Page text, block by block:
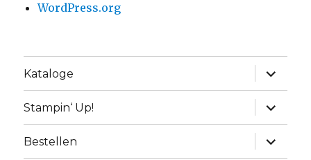
WordPress.org
Kataloge
Stampin‘ Up!
Bestellen